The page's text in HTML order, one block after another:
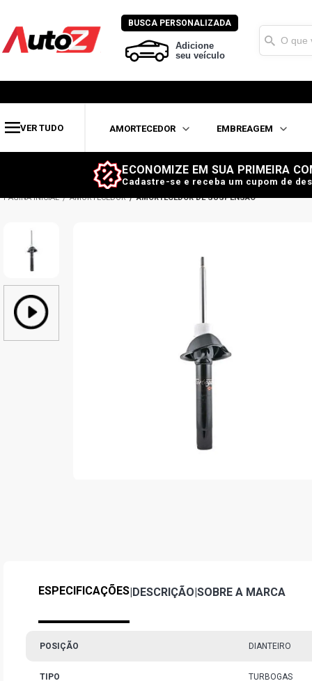
BUSCA PERSONALIZADA
Adicione
seu veículo
VER TUDO AMORTECEDOR EMBREAGEM
ECONOMIZE EM SUA PRIMEIRA
Cadastre-se e receba um cupom de
AMORTECEDOR AMORTECEDOR DE SUSPENSÃO
ESPECIFICAÇÕES|DESCRIÇÃO|SOBRE A MARCA
POSIÇÃO DIANTEIRO
TIPO TURBOGAS